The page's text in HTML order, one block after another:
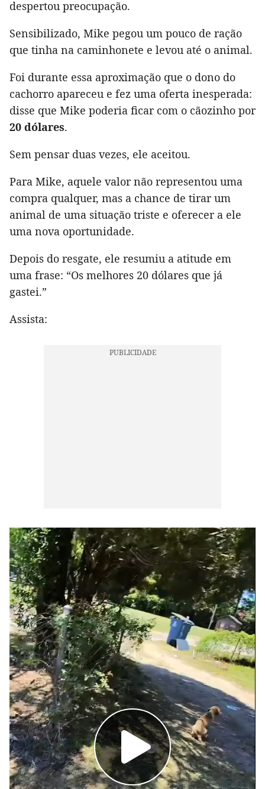
despertou preocupação.
Sensibilizado, Mike pegou um pouco de ração
que tinha na caminhonete e levou até o animal.
Foi durante essa aproximação que o dono do
cachorro apareceu e fez uma oferta inesperada:
disse que Mike poderia ficar com o cãozinho por
20 dólares.
Sem pensar duas vezes, ele aceitou.
Para Mike, aquele valor não representou uma
compra qualquer, mas a chance de tirar um
animal de uma situação triste e oferecer a ele
uma nova oportunidade.
Depois do resgate, ele resumiu a atitude em
uma frase: “Os melhores 20 dólares que já
gastei.”
Assista: